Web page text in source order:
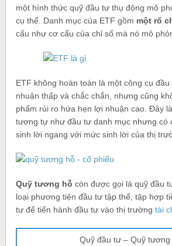
một hình thức quỹ đầu tư thụ động mô
cụ thể. Danh mục của ETF gồm một rổ
cấu như cơ cấu của chỉ số mà nó mô
ETF không hoàn toàn là một công cụ
nhuận thấp và chắc chắn, nhưng cũng
phẩm rủi ro hứa hẹn lợi nhuận cao. Đây
tương tự như đầu tư danh mục nhưng có
sinh lời ngang với mức sinh lời của thị
Quỹ tương hỗ còn được gọi là quỹ đầu
loại phương tiện đầu tư tập thể, tập hợp
tư để tiến hành đầu tư vào thị trườngtài
Quỹ đầu tư – Quỹ tương